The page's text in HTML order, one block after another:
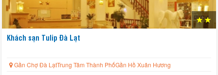
Khách sạn Tulip Đà Lạt
Gần Chợ Đà LạtTrung Tâm Thành PhốGần Hồ Xuân Hương